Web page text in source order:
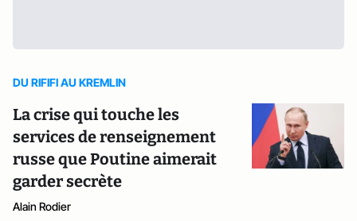
DU RIFIFI AU KREMLIN
La crise qui touche les
services de renseignement
russe que Poutine aimerait
garder secrète
Alain Rodier